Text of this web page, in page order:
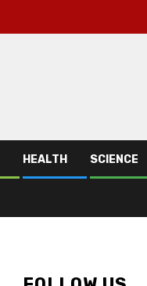
HEALTH SCIENCE